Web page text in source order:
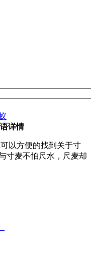
详情
以方便的找到关于寸
寸麦不怕尺水，尺麦却